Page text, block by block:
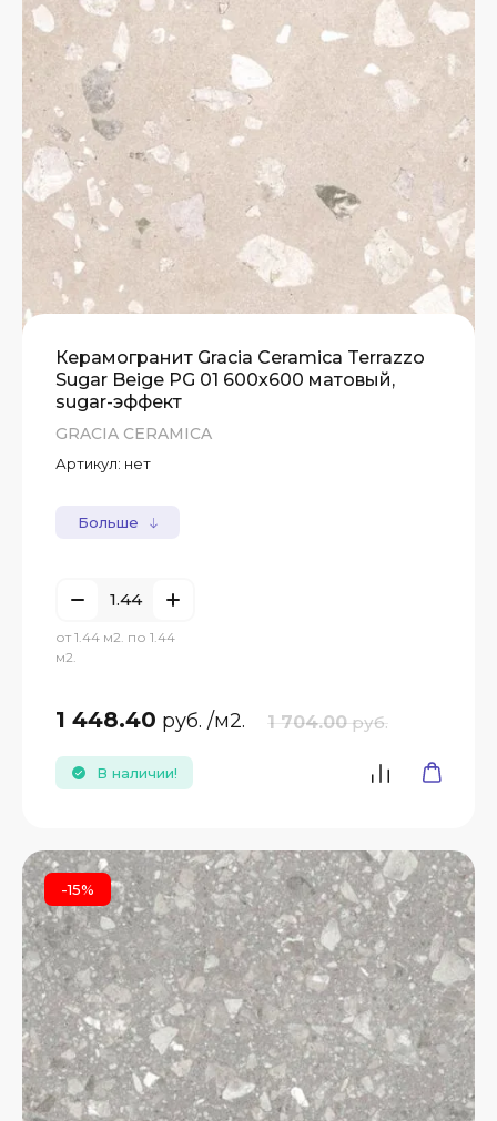
Керамогранит Gracia Ceramica Terrazzo
Sugar Beige PG 01 600х600 матовый,
sugar-эффект
GRACIA CERAMICA
Артикул: нет
Больше
от 1.44 м2. по 1.44
м2.
1 448.40 руб. /м2. 1 704.00 руб.
В наличии!
-15%